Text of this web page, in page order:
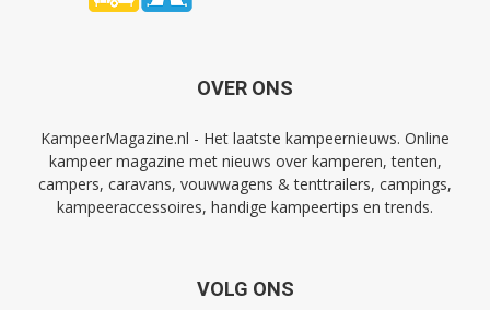
OVER ONS
KampeerMagazine.nl - Het laatste kampeernieuws. Online
kampeer magazine met nieuws over kamperen, tenten,
campers, caravans, vouwwagens & tenttrailers, campings,
kampeeraccessoires, handige kampeertips en trends.
VOLG ONS